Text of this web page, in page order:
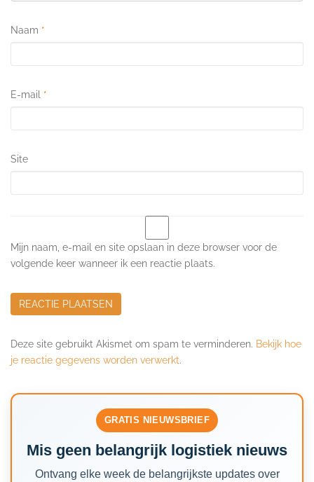
Naam *
E-mail *
Site
Mijn naam, e-mail en site opslaan in deze browser voor de
volgende keer wanneer ik een reactie plaats.
Deze site gebruikt Akismet om spam te verminderen. Bekijk hoe
je reactie gegevens worden verwerkt.
GRATIS NIEUWSBRIEF
Mis geen belangrijk logistiek nieuws
Ontvang elke week de belangrijkste updates over